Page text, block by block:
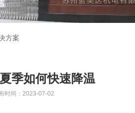
方案
季如何快速降温
时间：2023-07-02